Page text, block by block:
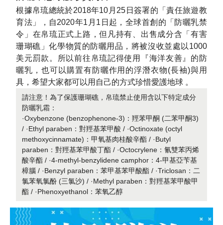
根據帛琉總統於2018年10月25日簽署的「責任旅遊教
育法」，自2020年1月1日起，全球首創的「防曬乳禁
令」在帛琉正式上路，但凡持有、出售成分含「有害
珊瑚礁」化學物質的防曬用品，將被沒收並處以1000
美元罰款。所以前往帛琉記得使用『海洋友善』的防
曬乳，也可以購置有防曬作用的浮潛衣物(長袖)與用
具，希望大家都可以用自己的方式珍惜愛護地球 。
請注意！為了保護珊瑚礁，帛琉禁止使用含以下特定成分
防曬乳霜：
·Oxybenzone (benzophenone-3)：羥苯甲酮 (二苯甲酮3)
/ ·Ethyl paraben：對羥基苯甲酸 / ·Octinoxate (octyl
methoxycinnamate)：甲氧基肉桂酸辛酯 / ·Butyl
paraben：對羥基苯甲酸丁酯 / ·Octocrylene：氰雙苯丙烯
酸辛酯 / ·4-methyl-benzylidene camphor：4-甲基亞苄基
樟腦 / ·Benzyl paraben：苯甲基苯甲酸酯 / ·Triclosan：二
氯苯氧氯酚 (三氯沙) / ·Methyl paraben：對羥基苯甲酸甲
酯 / ·Phenoxyethanol：苯氧乙醇